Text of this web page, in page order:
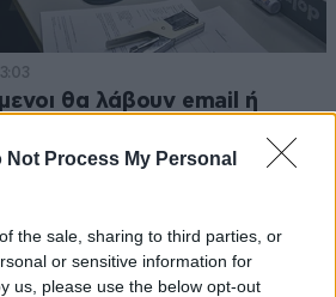
Not Process My Personal
the sale, sharing to third parties, or
or sensitive information for
us, please use the below opt-out
θα λάβουν email ή